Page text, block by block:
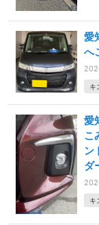
愛
へ
キ
愛
こ
ン
ダ
キ